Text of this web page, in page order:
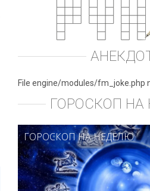
File engine/modules/fm_joke.php
ГОРОСКОП
ГОРОСКОП НА НЕДЕЛЮ